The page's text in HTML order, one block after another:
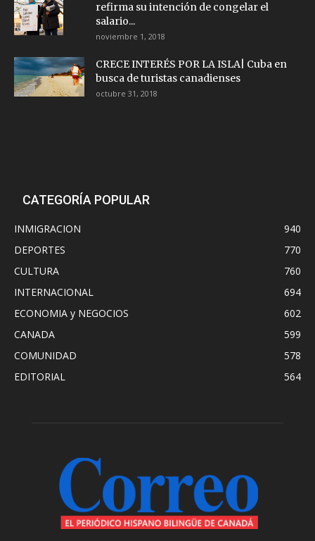
refirma su intención de congelar el
salario...
noviembre 1, 2018
CRECE INTERÉS POR LA ISLA| Cuba en
busca de turistas canadienses
octubre 31, 2018
CATEGORÍA POPULAR
INMIGRACION
940
DEPORTES
770
CULTURA
760
INTERNACIONAL
694
ECONOMIA y NEGOCIOS
602
CANADA
599
COMUNIDAD
578
EDITORIAL
564